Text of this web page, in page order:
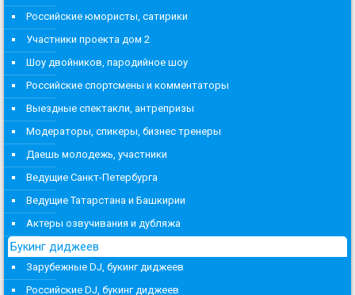
Российские юмористы, сатирики
Участники проекта дом 2
Шоу двойников, пародийное шоу
Российские спортсмены и комментаторы
Выездные спектакли, антрепризы
Модераторы, спикеры, бизнес тренеры
Даешь молодежь, участники
Ведущие Санкт-Петербурга
Ведущие Татарстана и Башкирии
Актеры озвучивания и дубляжа
Букинг диджеев
Зарубежные DJ, букинг диджеев
Российские DJ, букинг диджеев